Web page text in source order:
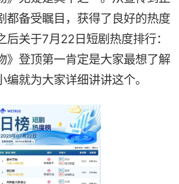
都备受瞩目，获得了良好的热度
后关于7月22日短剧热度排行：
》登顶第一肯定是大家最想了解
编就为大家详细讲讲这个。